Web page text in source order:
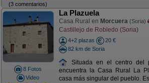
(3 comentarios)
8 Fotos
Video
La Plazuela
Casa Rural en Morcuera (Soria)
Castillejo de Robledo (Soria)
4+2 plazas
20 €
82 km de Soria
Situada en el centro del
encuentra la Casa Rural La
casa más singular del pueblo.